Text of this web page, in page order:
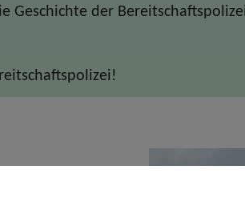
Geschichte der